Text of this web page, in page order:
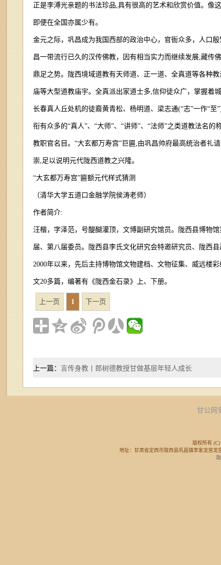
正是李溥光亲题的书法珍品,具有很高的艺术和欣赏价值。像
即便在全国亦属少有。
金元之际，巩昌成为我国西部的政治中心，官衙众多，人口
昌一带流行已久的汉传佛教，因有相当实力而继续发展;藏传
鼎足之势。陇西境域道教有天师道、正一道、全真道等各种
庙等大型道教庙宇。全真派出家道士多,信仰徒众广，掌握着
长春真人丘处机的徒裔黄青松、杨明道、梁志通(“志”一作“
衔有众多的“真人”、“大师”、“讲师”、“法师”之类道教法名
教职官名目。“大玄都万寿宫”巨匾,由巩昌帅府最高统治者礼
崇,足以说明元代陇西道教之兴隆。
“大玄都万寿宫”匾额元代样式猜测
（清华大学五道口金融学院侯涛老师）
作者简介:
汪楷，字泽范，号醍醐灌顶，文博副研究馆员。陇西县博物
届、第八届委员。陇西县李氏文化研究会特邀研究员、陇西
2000年以来，先后主持博物馆文物建档、文物征集、威远楼
文20多篇，编著有《陇西金石录》上、下册。
上一页 1 下一页
上一篇： 言传身教丨郎树德教授甘做基层年轻人成长
甘公网
版权所有
地址：甘肃省定西市陇西县巩昌镇李家龙宫龙